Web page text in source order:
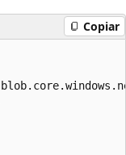
Copiar